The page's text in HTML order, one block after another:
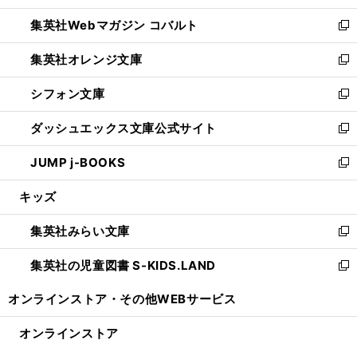
開
く
ウ
で
開
く
ン
ド
ウ
で
開
く
ウ
ィ
ン
ド
ウ
で
開
く
集英社Webマガジン コバルト
新
し
い
ウ
ィ
ン
ド
ウ
で
開
集英社オレンジ文庫
新
し
い
ウ
ィ
ン
ド
ウ
開
く
シフォン文庫
新
し
い
ウ
ィ
ン
ウ
で
開
く
ダッシュエックス文庫公式サイト
新
し
い
ウ
ン
ド
ウ
で
JUMP j-BOOKS
新
し
ウ
ィ
ン
ド
開
キッズ
集英社みらい文庫
新
し
い
ン
集英社の児童図書 S-KIDS.LAND
新
ウ
オンラインストア・ その他WEBサービス
オンラインストア